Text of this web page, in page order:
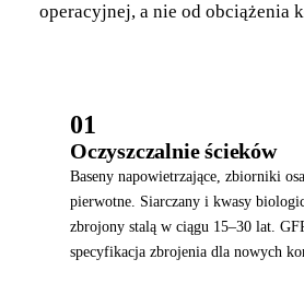
operacyjnej, a nie od obciążenia
01
Oczyszczalnie ścieków
Baseny napowietrzające, zbiorniki
pierwotne. Siarczany i kwasy
zbrojony stalą w ciągu 15–30 lat.
specyfikacja zbrojenia dla nowych